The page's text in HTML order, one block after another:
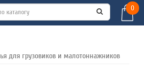
0
для грузовиков и малотоннажников
(0)